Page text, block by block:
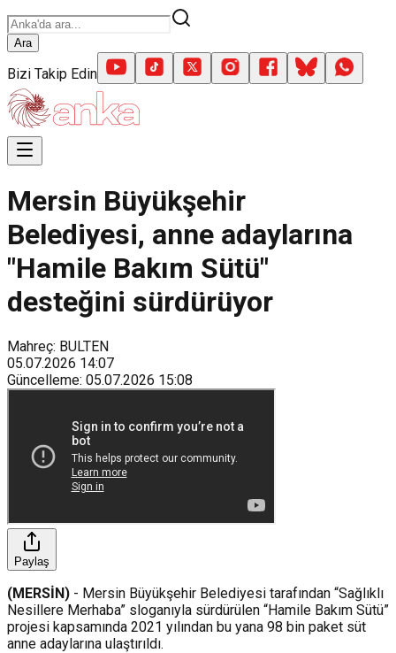
Ara
Bizi Takip Edin
Mersin Büyükşehir
Belediyesi, anne adaylarına
"Hamile Bakım Sütü"
desteğini sürdürüyor
Mahreç: BULTEN
05.07.2026 14:07
Güncelleme: 05.07.2026 15:08
Paylaş
(MERSİN) - Mersin Büyükşehir Belediyesi tarafından “Sağlıklı
Nesillere Merhaba” sloganıyla sürdürülen “Hamile Bakım Sütü”
projesi kapsamında 2021 yılından bu yana 98 bin paket süt
anne adaylarına ulaştırıldı.